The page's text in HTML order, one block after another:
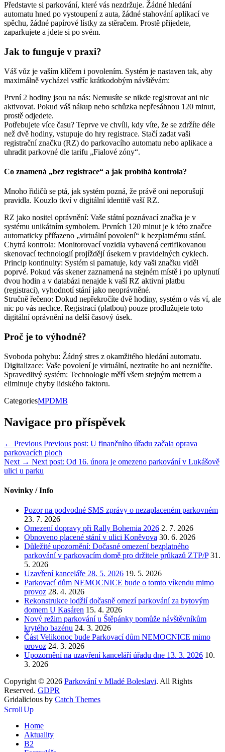
Představte si parkování, které vás nezdržuje. Žádné hledání
automatu hned po vystoupení z auta, žádné stahování aplikací ve
spěchu, žádné papírové lístky za stěračem. Prostě přijedete,
zaparkujete a jdete si po svém.
Jak to funguje v praxi?
Váš vůz je vaším klíčem i povolením. Systém je nastaven tak, aby
maximálně vycházel vstříc krátkodobým návštěvám:
První 2 hodiny jsou na nás: Nemusíte se nikde registrovat ani nic
aktivovat. Pokud váš nákup nebo schůzka nepřesáhnou 120 minut,
prostě odjedete.
Potřebujete více času? Teprve ve chvíli, kdy víte, že se zdržíte déle
než dvě hodiny, vstupuje do hry registrace. Stačí zadat vaši
registrační značku (RZ) do parkovacího automatu nebo aplikace a
uhradit parkovné dle tarifu „Fialové zóny“.
Co znamená „bez registrace“ a jak probíhá kontrola?
Mnoho řidičů se ptá, jak systém pozná, že právě oni neporušují
pravidla. Kouzlo tkví v digitální identitě vaší RZ.
RZ jako nositel oprávnění: Vaše státní poznávací značka je v
systému unikátním symbolem. Prvních 120 minut je k této značce
automaticky přiřazeno „virtuální povolení“ k bezplatnému stání.
Chytrá kontrola: Monitorovací vozidla vybavená certifikovanou
skenovací technologií projíždějí úsekem v pravidelných cyklech.
Princip kontinuity: Systém si pamatuje, kdy vaši značku viděl
poprvé. Pokud vás skener zaznamená na stejném místě i po uplynutí
dvou hodin a v databázi nenajde k vaší RZ aktivní platbu
(registraci), vyhodnotí stání jako neoprávněné.
Stručně řečeno: Dokud nepřekročíte dvě hodiny, systém o vás ví, ale
nic po vás nechce. Registrací (platbou) pouze prodlužujete toto
digitální oprávnění na delší časový úsek.
Proč je to výhodné?
Svoboda pohybu: Žádný stres z okamžitého hledání automatu.
Digitalizace: Vaše povolení je virtuální, neztratíte ho ani nezničíte.
Spravedlivý systém: Technologie měří všem stejným metrem a
eliminuje chyby lidského faktoru.
CategoriesMPDMB
Navigace pro příspěvek
← Previous Previous post: U finančního úřadu začala oprava
parkovacích ploch
Next → Next post: Od 16. února je omezeno parkování v Lukášově
ulici u parku
Novinky / Info
Pozor na podvodné SMS zprávy o nezaplaceném parkovném
23. 7. 2026
Omezení dopravy při Rally Bohemia 2026 2. 7. 2026
Obnoveno placené stání v ulici Koněvova 30. 6. 2026
Důležité upozornění: Dočasné omezení bezplatného
parkování v parkovacím domě pro držitele průkazů ZTP/P 31.
5. 2026
Uzavření kanceláře 28. 5. 2026 19. 5. 2026
Parkovací dům NEMOCNICE bude o tomto víkendu mimo
provoz 28. 4. 2026
Rekonstrukce lodžií dočasně omezí parkování za bytovým
domem U Kasáren 15. 4. 2026
Nový režim parkování u Štěpánky pomůže návštěvníkům
krytého bazénu 24. 3. 2026
Část Velikonoc bude Parkovací dům NEMOCNICE mimo
provoz 24. 3. 2026
Upozornění na uzavření kanceláří úřadu dne 13. 3. 2026 10.
3. 2026
Copyright © 2026 Parkování v Mladé Boleslavi. All Rights
Reserved. GDPR
Gridalicious by Catch Themes
Scroll Up
Home
Aktuality
B2